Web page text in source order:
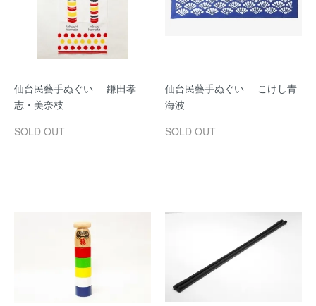
仙台民藝手ぬぐい -鎌田孝
志・美奈枝-
SOLD OUT
仙台民藝手ぬぐい -こけし青
海波-
SOLD OUT